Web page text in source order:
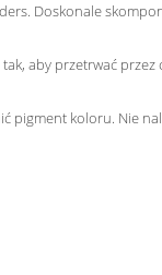
Doskonale
aby przetrwać
pigment koloru. Nie